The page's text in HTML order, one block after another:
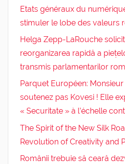
Etats généraux du
stimuler le lobe des valeurs
Helga Zepp-LaRouche
reorganizarea rapidă a
transmis parlamentarilor
Parquet Européen:
soutenez pas Kovesi ! Elle
« Securitate » à l’échelle
The Spirit of the New Silk
Revolution of Creativity and
Românii trebuie să ceară